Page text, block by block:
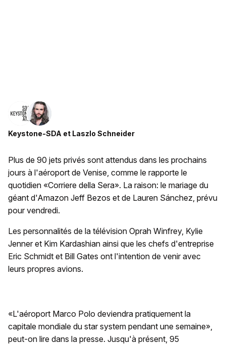
Keystone-SDA et Laszlo Schneider
Plus de 90 jets privés sont attendus dans les prochains
jours à l'aéroport de Venise, comme le rapporte le
quotidien «Corriere della Sera». La raison: le mariage du
géant d'Amazon Jeff Bezos et de Lauren Sánchez, prévu
pour vendredi.
Les personnalités de la télévision Oprah Winfrey, Kylie
Jenner et Kim Kardashian ainsi que les chefs d'entreprise
Eric Schmidt et Bill Gates ont l'intention de venir avec
leurs propres avions.
«L'aéroport Marco Polo deviendra pratiquement la
capitale mondiale du star system pendant une semaine»,
peut-on lire dans la presse. Jusqu'à présent, 95